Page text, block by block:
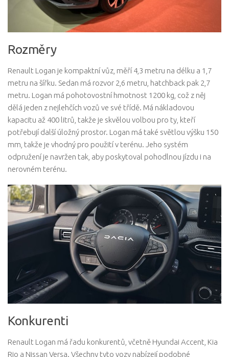
Rozměry
Renault Logan je kompaktní vůz, měří 4,3 metru na délku a 1,7
metru na šířku. Sedan má rozvor 2,6 metru, hatchback pak 2,7
metru. Logan má pohotovostní hmotnost 1200 kg, což z něj
dělá jeden z nejlehčích vozů ve své třídě. Má nákladovou
kapacitu až 400 litrů, takže je skvělou volbou pro ty, kteří
potřebují další úložný prostor. Logan má také světlou výšku 150
mm, takže je vhodný pro použití v terénu. Jeho systém
odpružení je navržen tak, aby poskytoval pohodlnou jízdu i na
nerovném terénu.
Konkurenti
Renault Logan má řadu konkurentů, včetně Hyundai Accent, Kia
Rio a Nissan Versa. Všechny tyto vozy nabízejí podobné